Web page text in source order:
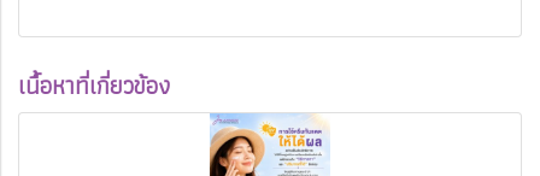
เนื้อหาที่เกี่ยวข้อง